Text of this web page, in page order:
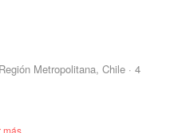
Metropolitana, Chile · 4